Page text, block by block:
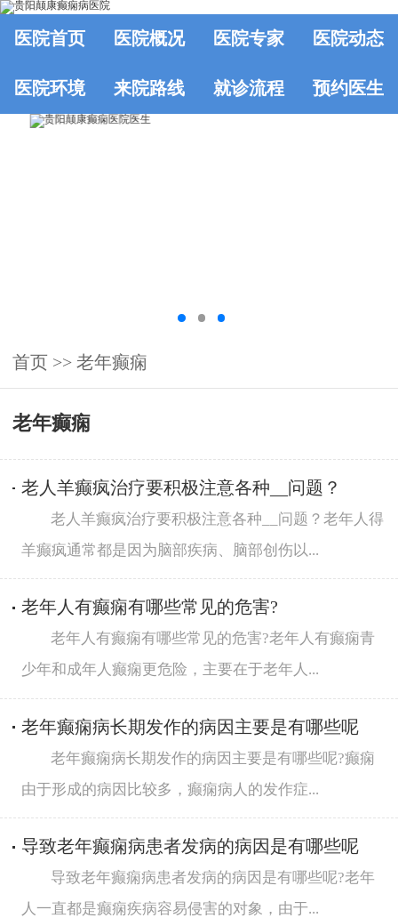
医院首页 医院概况 医院专家 医院动态
医院环境 来院路线 就诊流程 预约医生
首页 >> 老年癫痫
老年癫痫
老人羊癫疯治疗要积极注意各种__问题？
老人羊癫疯治疗要积极注意各种__问题？老年人得
羊癫疯通常都是因为脑部疾病、脑部创伤以...
老年人有癫痫有哪些常见的危害?
老年人有癫痫有哪些常见的危害?老年人有癫痫青
少年和成年人癫痫更危险，主要在于老年人...
老年癫痫病长期发作的病因主要是有哪些呢
老年癫痫病长期发作的病因主要是有哪些呢?癫痫
由于形成的病因比较多，癫痫病人的发作症...
导致老年癫痫病患者发病的病因是有哪些呢
导致老年癫痫病患者发病的病因是有哪些呢?老年
人一直都是癫痫疾病容易侵害的对象，由于...